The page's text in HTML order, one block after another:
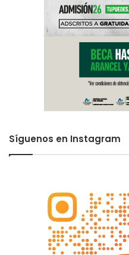
Síguenos en Instagram